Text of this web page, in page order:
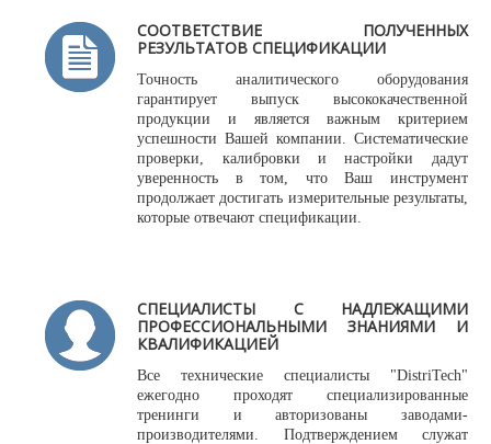
СООТВЕТСТВИЕ ПОЛУЧЕННЫХ
РЕЗУЛЬТАТОВ СПЕЦИФИКАЦИИ
Точность аналитического оборудования
гарантирует выпуск высококачественной
продукции и является важным критерием
успешности Вашей компании. Систематические
проверки, калибровки и настройки дадут
уверенность в том, что Ваш инструмент
продолжает достигать измерительные результаты,
которые отвечают спецификации.
СПЕЦИАЛИСТЫ С НАДЛЕЖАЩИМИ
ПРОФЕССИОНАЛЬНЫМИ ЗНАНИЯМИ И
КВАЛИФИКАЦИЕЙ
Все технические специалисты "DistriTech"
ежегодно проходят специализированные
тренинги и авторизованы заводами-
производителями. Подтверждением служат